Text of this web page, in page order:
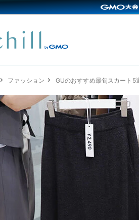
ファッション GUのおすすめ最旬スカート5